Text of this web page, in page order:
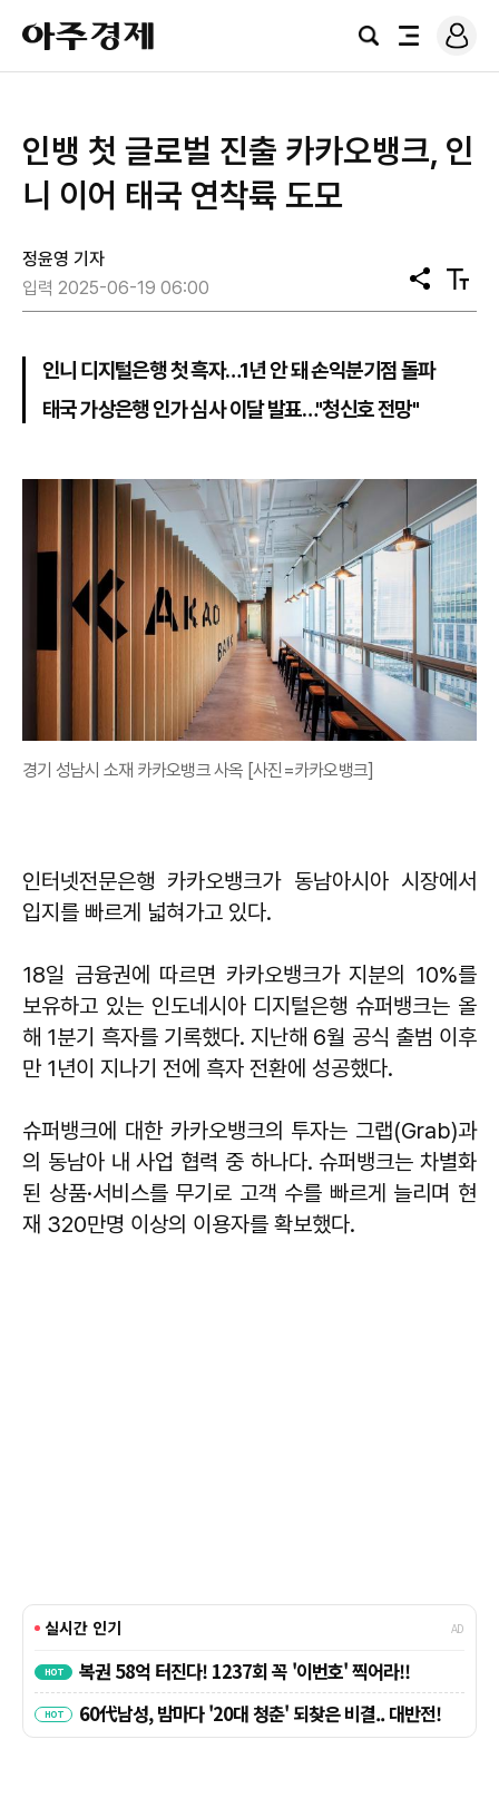
아
주
경
검
전
로
그
인뱅 첫 글로벌 진출 카카오뱅크, 인
니 이어 태국 연착륙 도모
정윤영 기자
입력 2025-06-19 06:00
공
유
텍
스
인니 디지털은행 첫 흑자…1년 안 돼 손익분기점 돌파
태국 가상은행 인가 심사 이달 발표…"청신호 전망"
경기 성남시 소재 카카오뱅크 사옥 [사진=카카오뱅크]
인터넷전문은행 카카오뱅크가 동남아시아 시장에서
입지를 빠르게 넓혀가고 있다.
18일 금융권에 따르면 카카오뱅크가 지분의 10%를
보유하고 있는 인도네시아 디지털은행 슈퍼뱅크는 올
해 1분기 흑자를 기록했다. 지난해 6월 공식 출범 이후
만 1년이 지나기 전에 흑자 전환에 성공했다.
슈퍼뱅크에 대한 카카오뱅크의 투자는 그랩(Grab)과
의 동남아 내 사업 협력 중 하나다. 슈퍼뱅크는 차별화
된 상품·서비스를 무기로 고객 수를 빠르게 늘리며 현
재 320만명 이상의 이용자를 확보했다.